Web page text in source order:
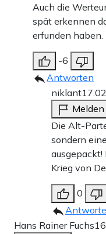
Auch die
spät erkennen
erfunden haben.
-6
Antworten
niklant
Melden
Die Alt-
sondern
ausgepackt!
Krieg von
0
Hans Rainer Fuchs